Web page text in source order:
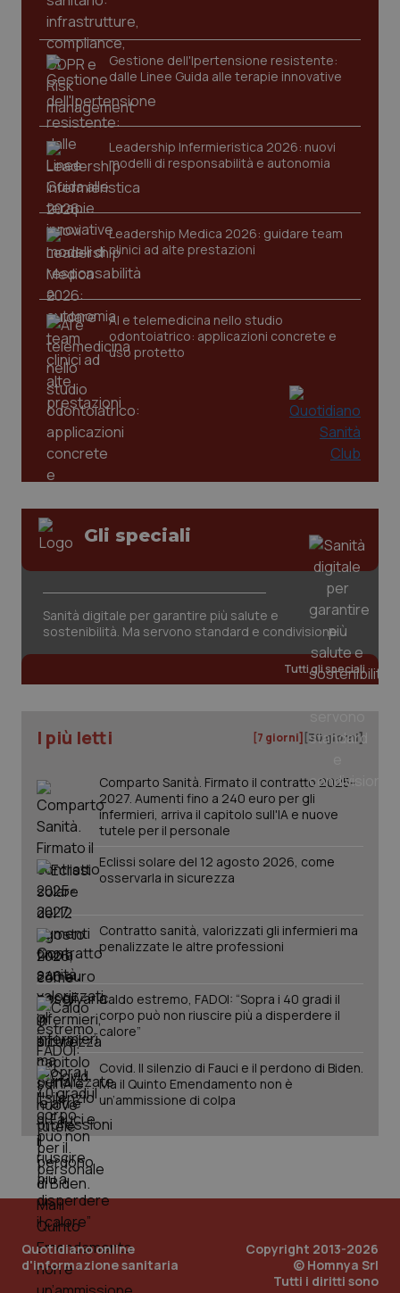
Gestione dell'Ipertensione resistente:
dalle Linee Guida alle terapie innovative
Leadership Infermieristica 2026: nuovi
modelli di responsabilità e autonomia
Leadership Medica 2026: guidare team
clinici ad alte prestazioni
AI e telemedicina nello studio
odontoiatrico: applicazioni concrete e
uso protetto
Gli speciali
Sanità digitale per garantire più salute e
sostenibilità. Ma servono standard e condivisione
Tutti gli speciali
I più letti [7 giorni] [30 giorni]
Comparto Sanità. Firmato il contratto 2025-
2027. Aumenti fino a 240 euro per gli
infermieri, arriva il capitolo sull'IA e nuove
tutele per il personale
Eclissi solare del 12 agosto 2026, come
osservarla in sicurezza
Contratto sanità, valorizzati gli infermieri ma
penalizzate le altre professioni
Caldo estremo, FADOI: “Sopra i 40 gradi il
corpo può non riuscire più a disperdere il
calore”
Covid. Il silenzio di Fauci e il perdono di Biden.
Ma il Quinto Emendamento non è
un’ammissione di colpa
Quotidiano online
d'informazione sanitaria
Copyright 2013-2026
© Homnya Srl
Tutti i diritti sono
CookieScriptConsent
tracking-sites-ironfish-
tracking-enable
www.quotidianosanita.it
tracking-sites-ironfish-
session-id
www.quotidianosanita.it
_ga
PHPSESSID